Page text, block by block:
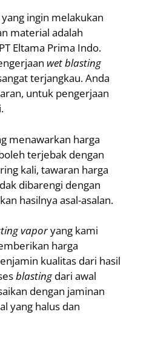
ingin melakukan
material adalah
Eltama Prima Indo.
wetblasting
terjangkau. Anda
untuk pengerjaan
menawarkan harga
terjebak dengan
kali, tawaran harga
dibarengi dengan
hasilnya asal-asalan.
vaporyang kami
harga
kualitas dari hasil
blastingdari awal
dengan jaminan
yang halus dan